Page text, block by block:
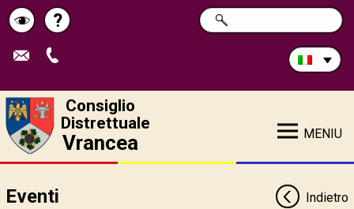
Schimbă
contrastul
Pagina
de
?
Cerca
nel
RICERCA
Consiglio
Distrettuale
Vrancea MENIU
Eventi Indietro